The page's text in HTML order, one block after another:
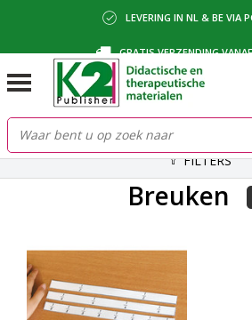
LEVERING IN NL & BE VIA
GRATIS VERZENDING
BETALING VIA IDEAL,
FILTERS
Breuken